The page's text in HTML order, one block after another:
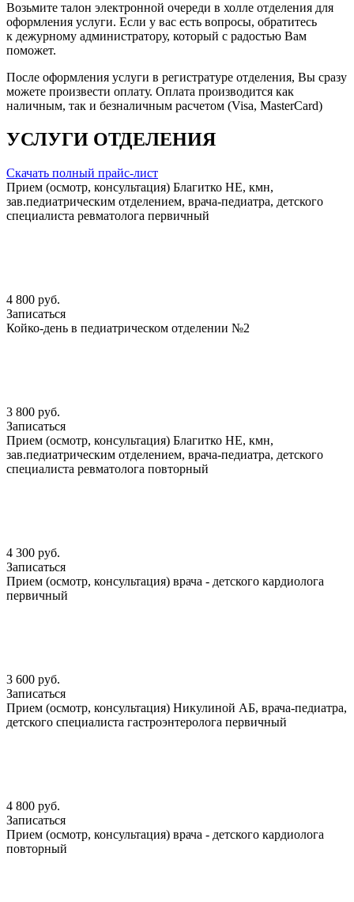
Возьмите талон электронной очереди в холле отделения для
оформления услуги. Если у вас есть вопросы, обратитесь
к дежурному администратору, который с радостью Вам
поможет.
После оформления услуги в регистратуре отделения, Вы сразу
можете произвести оплату. Оплата производится как
наличным, так и безналичным расчетом (Visa, MasterCard)
УСЛУГИ ОТДЕЛЕНИЯ
Скачать полный прайс-лист
Прием (осмотр, консультация) Благитко НЕ, кмн,
зав.педиатрическим отделением, врача-педиатра, детского
специалиста ревматолога первичный
4 800 руб.
Записаться
Койко-день в педиатрическом отделении №2
3 800 руб.
Записаться
Прием (осмотр, консультация) Благитко НЕ, кмн,
зав.педиатрическим отделением, врача-педиатра, детского
специалиста ревматолога повторный
4 300 руб.
Записаться
Прием (осмотр, консультация) врача - детского кардиолога
первичный
3 600 руб.
Записаться
Прием (осмотр, консультация) Никулиной АБ, врача-педиатра,
детского специалиста гастроэнтеролога первичный
4 800 руб.
Записаться
Прием (осмотр, консультация) врача - детского кардиолога
повторный